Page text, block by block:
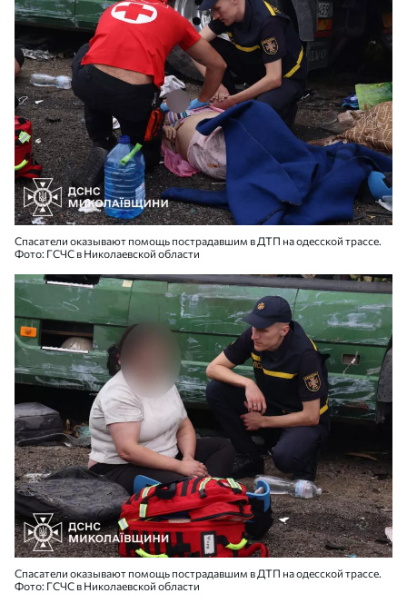
Спасатели оказывают помощь пострадавшим в ДТП на одесской трассе.
Фото: ГСЧС в Николаевской области
Спасатели оказывают помощь пострадавшим в ДТП на одесской трассе.
Фото: ГСЧС в Николаевской области